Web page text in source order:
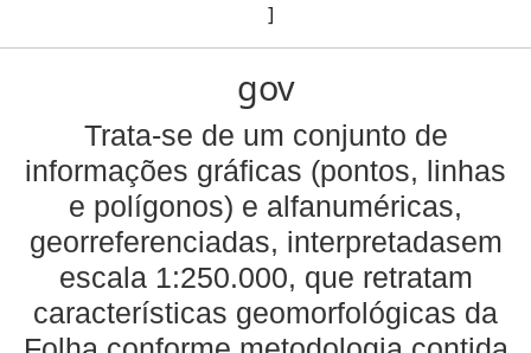
]
gov
Trata-se de um conjunto de
informações gráficas (pontos, linhas
e polígonos) e alfanuméricas,
georreferenciadas, interpretadasem
escala 1:250.000, que retratam
características geomorfológicas da